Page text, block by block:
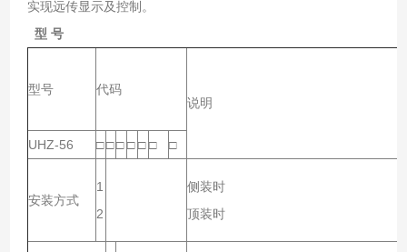
实现远传显示及控制。
型 号
型号
代码
说明
UHZ-56 □ □ □ □ □ □ □
安装方式
1
2
侧装时
顶装时